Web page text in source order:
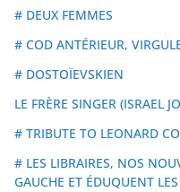
# DEUX FEMMES
# COD ANTÉRIEUR,
# DOSTOÏEVSKIEN
LE FRÈRE SINGER (ISRAEL
# TRIBUTE TO LEONARD
# LES LIBRAIRES, NOS
GAUCHE ET ÉDUQUENT